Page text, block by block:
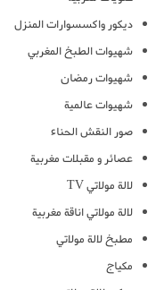
ديكور واكسسوارات المنزل
شهيوات الطبخ المغربي
شهيوات رمضان
شهيوات عالمية
صور النقش الحناء
عصائر و مقبلات مغربية
لالة مولاتي TV
لالة مولاتي اناقة مغربية
مطبخ لالة مولاتي
مكياج